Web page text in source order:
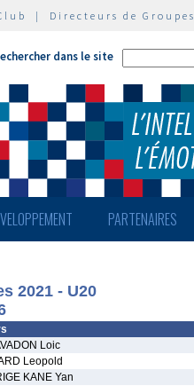
| Directeurs de Groupes
dans le site
PARTENAIRES
2021 - U20
Loic
Leopold
KANE Yan